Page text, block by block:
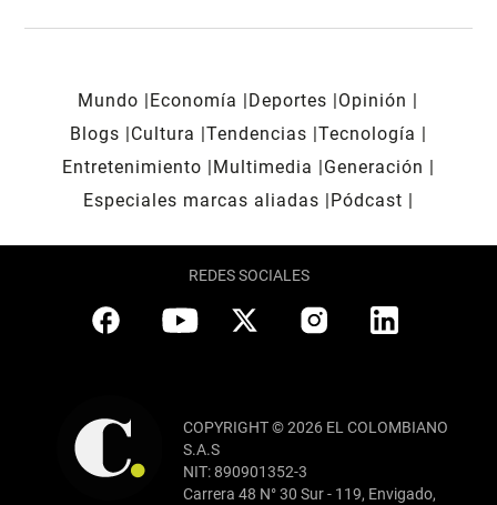
Mundo Economía Deportes
Opinión
Blogs
Cultura Tendencias Tecnología
Entretenimiento
Multimedia
Generación
Especiales marcas aliadas
Pódcast
REDES SOCIALES
COPYRIGHT © 2026 EL COLOMBIANO
S.A.S
NIT: 890901352-3
Carrera 48 N° 30 Sur - 119, Envigado,